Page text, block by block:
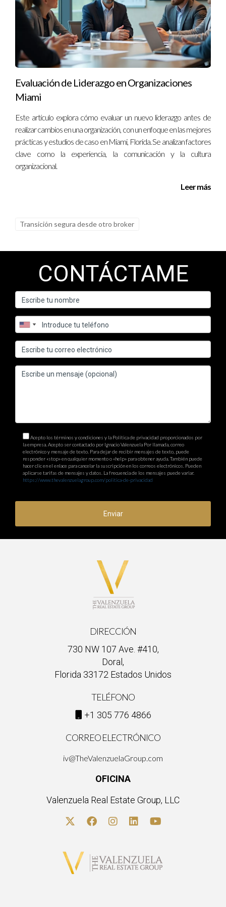
trabajando en su posición actual para asegurar una transición
Como experto en bienes raíces en Ave Maria y Naples, estoy
aquí para ayudarte a tomar decisiones informadas sobre tu
carrera inmobiliaria. Si sientes que ha llegado el momento de
hacer un cambio o simplemente deseas conversar sobre tus
aquí para apoyarte en cada paso del camino hacia tu éxito
profesional.
Evaluación de Liderazgo en Organizaciones
Miami
Este artículo explora cómo evaluar un nuevo liderazgo antes de
realizar cambios en una organización, con un enfoque en las mejores
prácticas y estudios de caso en Miami, Florida. Se analizan factores
clave como la experiencia, la comunicación y la cultura
organizacional.
Leer más
Transición segura desde otro broker
CONTÁCTAME
Acepto los términos y condiciones y la Política de privacidad proporcionados por
la empresa. Acepto ser contactado por Ignacio Valenzuela Por llamada, correo
electrónico y mensaje de texto. Para dejar de recibir mensajes de texto, puede
responder «stop» en cualquier momento o «help» para obtener ayuda. También puede
hacer clic en el enlace para cancelar la suscripción en los correos electrónicos. Pueden
aplicarse tarifas de mensajes y datos. La frecuencia de los mensajes puede variar.
https://www.thevalenzuelagroup.com/politica-de-privacidad
Enviar
DIRECCIÓN
730 NW 107 Ave. #410,
Doral,
Florida 33172 Estados Unidos
TELÉFONO
+1 305 776 4866
CORREO ELECTRÓNICO
iv@TheValenzuelaGroup.com
OFICINA
Valenzuela Real Estate Group, LLC